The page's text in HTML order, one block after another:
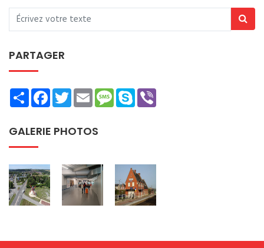
PARTAGER
ShareFacebookTwitterEmailMessage
Skype
GALERIE PHOTOS